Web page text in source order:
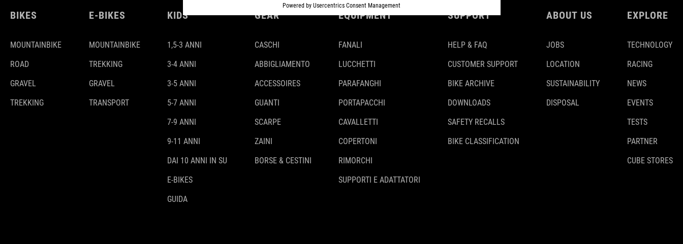
BIKES
MOUNTAINBIKE
ROAD
GRAVEL
TREKKING
E-BIKES
MOUNTAINBIKE
TREKKING
GRAVEL
TRANSPORT
KIDS
1,5-3 ANNI
3-4 ANNI
3-5 ANNI
5-7 ANNI
7-9 ANNI
9-11 ANNI
DAI 10 ANNI IN SU
E-BIKES
GUIDA
GEAR
CASCHI
ABBIGLIAMENTO
ACCESSOIRES
GUANTI
SCARPE
ZAINI
BORSE & CESTINI
EQUIPMENT
FANALI
LUCCHETTI
PARAFANGHI
PORTAPACCHI
CAVALLETTI
COPERTONI
RIMORCHI
SUPPORTI E ADATTATORI
SUPPORT
HELP & FAQ
CUSTOMER SUPPORT
BIKE ARCHIVE
DOWNLOADS
SAFETY RECALLS
BIKE CLASSIFICATION
ABOUT US
JOBS
LOCATION
SUSTAINABILITY
DISPOSAL
EXPLORE
TECHNOLOGY
RACING
NEWS
EVENTS
TESTS
PARTNER
CUBE STORES